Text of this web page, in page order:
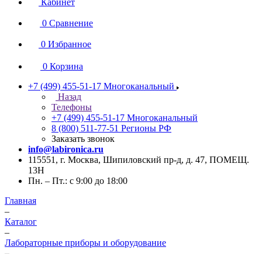
Кабинет
0 Сравнение
0 Избранное
0 Корзина
+7 (499) 455-51-17 Многоканальный
Назад
Телефоны
+7 (499) 455-51-17 Многоканальный
8 (800) 511-77-51 Регионы РФ
Заказать звонок
info@labironica.ru
115551, г. Москва, Шипиловский пр-д, д. 47, ПОМЕЩ.
13Н
Пн. – Пт.: с 9:00 до 18:00
Главная
–
Каталог
–
Лабораторные приборы и оборудование